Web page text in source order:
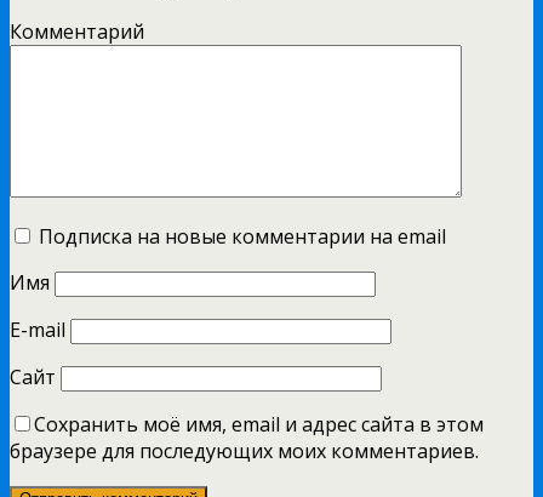
Комментарий
Подписка на новые комментарии на email
Имя
E-mail
Сайт
Сохранить моё имя, email и адрес сайта в этом
браузере для последующих моих комментариев.